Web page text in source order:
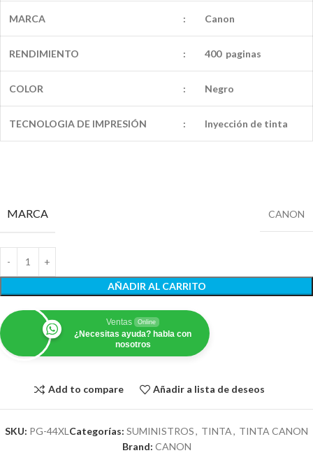
MARCA : Canon
RENDIMIENTO : 400 paginas
COLOR : Negro
TECNOLOGIA DE IMPRESIÓN : Inyección de tinta
MARCA CANON
AÑADIR AL CARRITO
Ventas Online
¿Necesitas ayuda? habla con
nosotros
Add to compare Añadir a lista de deseos
SKU: PG-44XL Categorías: SUMINISTROS, TINTA, TINTA CANON
Brand: CANON